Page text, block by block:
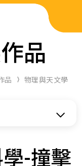
品
品 物理與天文學
-撞擊